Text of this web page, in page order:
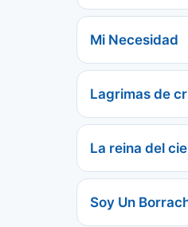
Mi Necesidad
Lagrimas de
La reina del
Soy Un